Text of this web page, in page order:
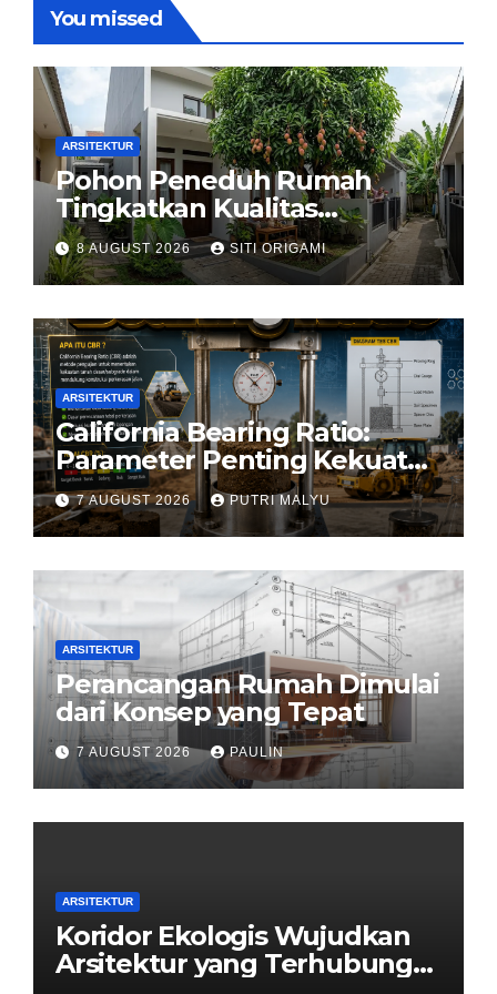
You missed
ARSITEKTUR
Pohon Peneduh Rumah
Tingkatkan Kualitas
Arsitektur Hunian
8 AUGUST 2026 SITI ORIGAMI
ARSITEKTUR
California Bearing Ratio:
Parameter Penting Kekuatan
Tanah Konstruksi
7 AUGUST 2026 PUTRI MALYU
ARSITEKTUR
Perancangan Rumah Dimulai
dari Konsep yang Tepat
7 AUGUST 2026 PAULIN
ARSITEKTUR
Koridor Ekologis Wujudkan
Arsitektur yang Terhubung